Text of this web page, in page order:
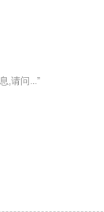
,请问...”